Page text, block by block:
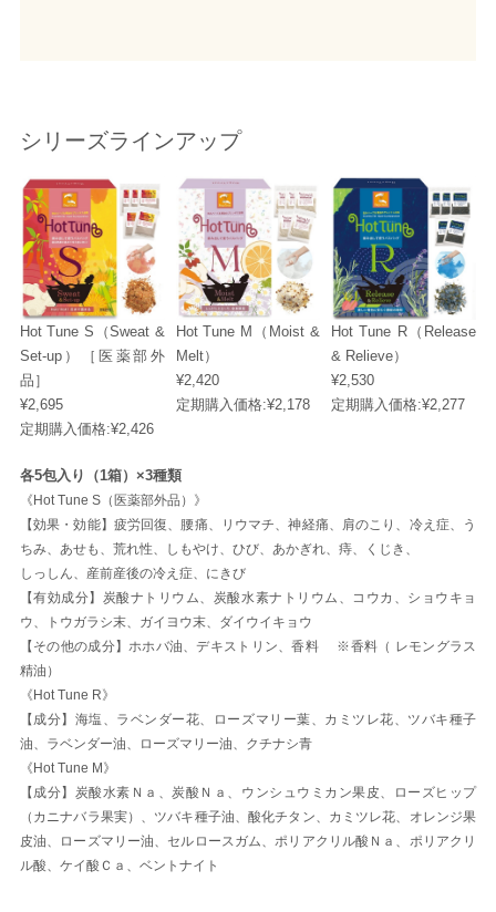
シリーズラインアップ
Hot Tune S（Sweat &
Set-up）［医薬部外
品］
¥2,695
定期購入価格:¥2,426
Hot Tune M（Moist &
Melt）
¥2,420
定期購入価格:¥2,178
Hot Tune R（Release
& Relieve）
¥2,530
定期購入価格:¥2,277
各5包入り（1箱）×3種類
《Hot Tune S（医薬部外品）》
【効果・効能】疲労回復、腰痛、リウマチ、神経痛、肩のこり、冷え症、う
ちみ、あせも、荒れ性、しもやけ、ひび、あかぎれ、痔、くじき、
しっしん、産前産後の冷え症、にきび
【有効成分】炭酸ナトリウム、炭酸水素ナトリウム、コウカ、ショウキョ
ウ、トウガラシ末、ガイヨウ末、ダイウイキョウ
【その他の成分】ホホバ油、デキストリン、香料 ※香料（ レモングラス
精油）
《Hot Tune R》
【成分】海塩、ラベンダー花、ローズマリー葉、カミツレ花、ツバキ種子
油、ラベンダー油、ローズマリー油、クチナシ青
《Hot Tune M》
【成分】炭酸水素Ｎａ、炭酸Ｎａ、ウンシュウミカン果皮、ローズヒップ
（カニナバラ果実）、ツバキ種子油、酸化チタン、カミツレ花、オレンジ果
皮油、ローズマリー油、セルロースガム、ポリアクリル酸Ｎａ、ポリアクリ
ル酸、ケイ酸Ｃａ、ベントナイト